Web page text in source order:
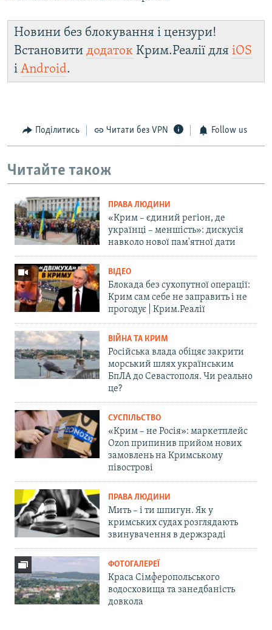
Новини без блокування і цензури!
Встановити додаток Крим.Реалії для iOS
і Android.
Поділитись Читати без VPN Follow us
Читайте також
ПРАВА ЛЮДИНИ
«Крим – єдиний регіон, де
українці – меншість»: дискусія
навколо нової пам'ятної дати
ВІДЕО
Блокада без сухопутної операції:
Крим сам себе не заправить і не
прогодує | Крим.Реалії
ВІЙНА ТА КРИМ
Російська влада обіцяє закрити
морський шлях українським
БпЛА до Севастополя. Чи реально
це?
СУСПІЛЬСТВО
«Крим – не Росія»: маркетплейс
Ozon припинив прийом нових
замовлень на Кримському
півострові
ПРАВА ЛЮДИНИ
Мить – і ти шпигун. Як у
кримських судах розглядають
звинувачення в держзраді
ФОТОГАЛЕРЕЇ
Краса Сімферопольського
водосховища та занедбаність
довкола